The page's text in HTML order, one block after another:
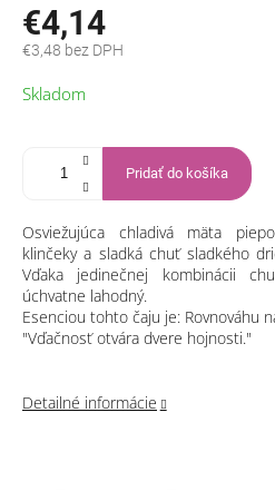
€4,14
€3,48 bez DPH
cena:
Skladom
Pridať do košíka
Osviežujúca chladivá mäta
klinčeky a sladká chuť sladkého
Vďaka jedinečnej kombinácii
úchvatne lahodný.
Esenciou tohto čaju je: Rovnováhu
"Vďačnosť otvára dvere hojnosti."
Detailné informácie